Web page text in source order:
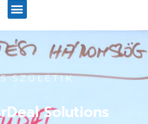
SZÜLETIK
Solutions